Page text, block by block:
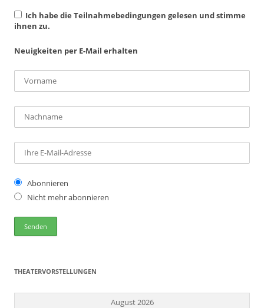
Ich habe die Teilnahmebedingungen gelesen und stimme
ihnen zu.
Neuigkeiten per E-Mail erhalten
Abonnieren
Nicht mehr abonnieren
THEATERVORSTELLUNGEN
August 2026